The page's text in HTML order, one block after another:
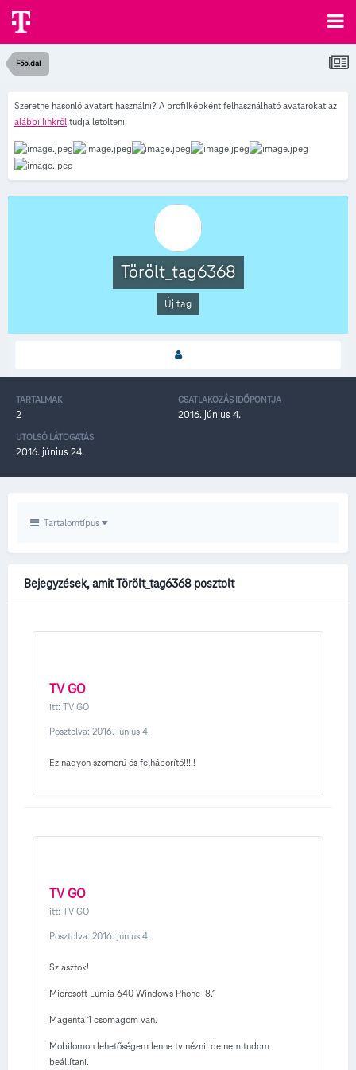
Főoldal
Szeretne hasonló avatart használni? A profilképként felhasználható avatarokat az
alábbi linkről tudja letölteni.
Törölt_tag6368
Új tag
TARTALMAK
2
CSATLAKOZÁS IDŐPONTJA
2016. június 4.
UTOLSÓ LÁTOGATÁS
2016. június 24.
Tartalomtípus
Bejegyzések, amit Törölt_tag6368 posztolt
TV GO
itt: TV GO
Posztolva: 2016. június 4.
Ez nagyon szomorú és felháborító!!!!!
TV GO
itt: TV GO
Posztolva: 2016. június 4.
Sziasztok!
Microsoft Lumia 640 Windows Phone 8.1
Magenta 1 csomagom van.
Mobilomon lehetőségem lenne tv nézni, de nem tudom
beállítani.